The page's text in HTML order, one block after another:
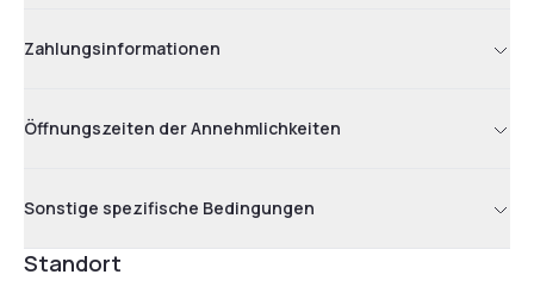
Zahlungsinformationen
Öffnungszeiten der Annehmlichkeiten
Sonstige spezifische Bedingungen
Standort